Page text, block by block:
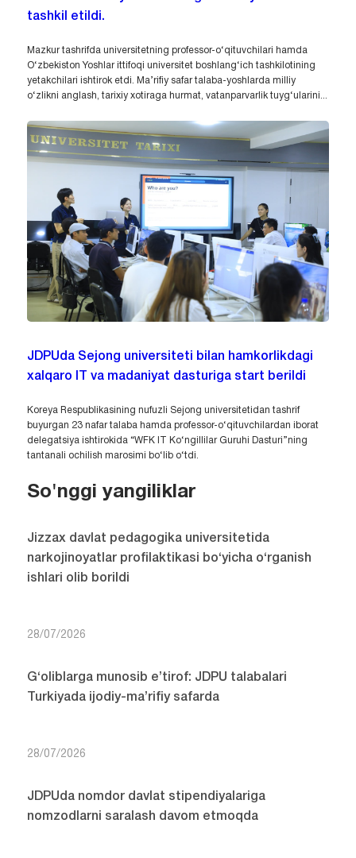
tashkil etildi.
Mazkur tashrifda universitetning professor-o‘qituvchilari hamda
O‘zbekiston Yoshlar ittifoqi universitet boshlang‘ich tashkilotining
yetakchilari ishtirok etdi. Ma’rifiy safar talaba-yoshlarda milliy
o‘zlikni anglash, tarixiy xotiraga hurmat, vatanparvarlik tuyg‘ularini...
JDPUda Sejong universiteti bilan hamkorlikdagi
xalqaro IT va madaniyat dasturiga start berildi
Koreya Respublikasining nufuzli Sejong universitetidan tashrif
buyurgan 23 nafar talaba hamda professor-o‘qituvchilardan iborat
delegatsiya ishtirokida “WFK IT Ko‘ngillilar Guruhi Dasturi”ning
tantanali ochilish marosimi bo‘lib o‘tdi.
So'nggi yangiliklar
Jizzax davlat pedagogika universitetida
narkojinoyatlar profilaktikasi bo‘yicha o‘rganish
ishlari olib borildi
28/07/2026
G‘oliblarga munosib e’tirof: JDPU talabalari
Turkiyada ijodiy-ma’rifiy safarda
28/07/2026
JDPUda nomdor davlat stipendiyalariga
nomzodlarni saralash davom etmoqda